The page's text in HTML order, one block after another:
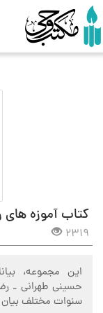
کتاب آموزه های
2319
این مجموعه،
حسینی طهرانی ـ
سنوات مختلف بیان